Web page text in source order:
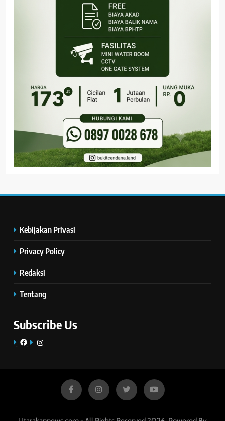
Kebijakan Privasi
Privacy Policy
Redaksi
Tentang
Subscribe Us
FacebookInstagram